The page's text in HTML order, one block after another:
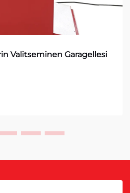
Valitseminen Garagellesi